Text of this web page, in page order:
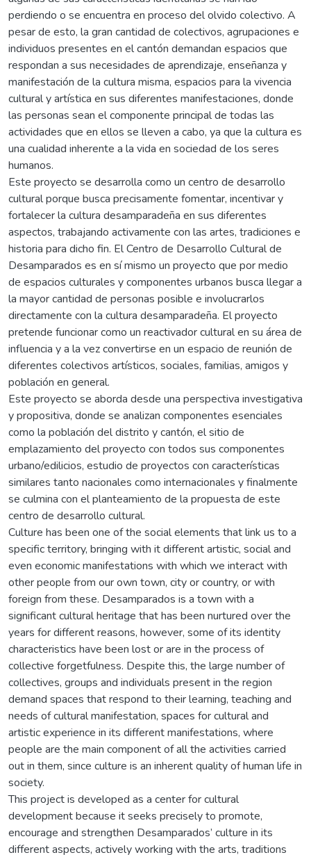
perdiendo o se encuentra en proceso del olvido colectivo. A
pesar de esto, la gran cantidad de colectivos, agrupaciones e
individuos presentes en el cantón demandan espacios que
respondan a sus necesidades de aprendizaje, enseñanza y
manifestación de la cultura misma, espacios para la vivencia
cultural y artística en sus diferentes manifestaciones, donde
las personas sean el componente principal de todas las
actividades que en ellos se lleven a cabo, ya que la cultura es
una cualidad inherente a la vida en sociedad de los seres
humanos.
Este proyecto se desarrolla como un centro de desarrollo
cultural porque busca precisamente fomentar, incentivar y
fortalecer la cultura desamparadeña en sus diferentes
aspectos, trabajando activamente con las artes, tradiciones e
historia para dicho fin. El Centro de Desarrollo Cultural de
Desamparados es en sí mismo un proyecto que por medio
de espacios culturales y componentes urbanos busca llegar a
la mayor cantidad de personas posible e involucrarlos
directamente con la cultura desamparadeña. El proyecto
pretende funcionar como un reactivador cultural en su área de
influencia y a la vez convertirse en un espacio de reunión de
diferentes colectivos artísticos, sociales, familias, amigos y
población en general.
Este proyecto se aborda desde una perspectiva investigativa
y propositiva, donde se analizan componentes esenciales
como la población del distrito y cantón, el sitio de
emplazamiento del proyecto con todos sus componentes
urbano/edilicios, estudio de proyectos con características
similares tanto nacionales como internacionales y finalmente
se culmina con el planteamiento de la propuesta de este
centro de desarrollo cultural.
Culture has been one of the social elements that link us to a
specific territory, bringing with it different artistic, social and
even economic manifestations with which we interact with
other people from our own town, city or country, or with
foreign from these. Desamparados is a town with a
significant cultural heritage that has been nurtured over the
years for different reasons, however, some of its identity
characteristics have been lost or are in the process of
collective forgetfulness. Despite this, the large number of
collectives, groups and individuals present in the region
demand spaces that respond to their learning, teaching and
needs of cultural manifestation, spaces for cultural and
artistic experience in its different manifestations, where
people are the main component of all the activities carried
out in them, since culture is an inherent quality of human life in
society.
This project is developed as a center for cultural
development because it seeks precisely to promote,
encourage and strengthen Desamparados’ culture in its
different aspects, actively working with the arts, traditions